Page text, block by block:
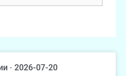
· 2026-07-20